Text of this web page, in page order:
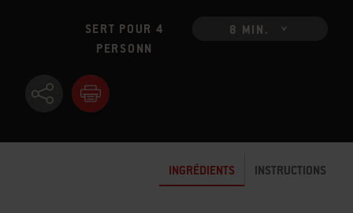
SERT POUR 4
PERSONN
8 MIN.
INGRÉDIENTS INSTRUCTIONS